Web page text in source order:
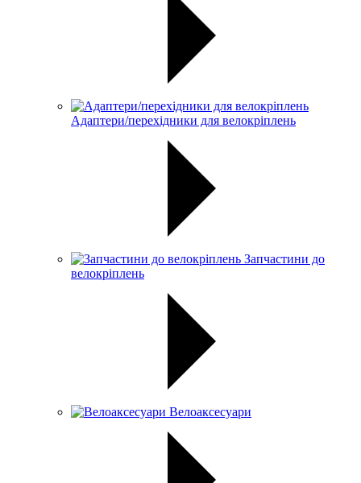
Адаптери/перехідники для велокріплень
Запчастини до
велокріплень
Велоаксесуари